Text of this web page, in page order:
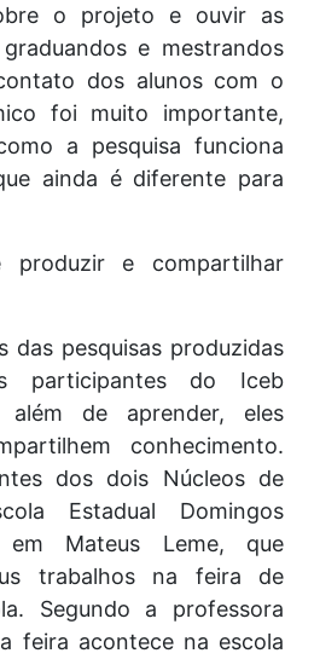
o projeto e ouvir as
e mestrandos
dos alunos com o
foi muito importante,
a pesquisa funciona
ainda é diferente para
produzir e compartilhar
das pesquisas produzidas
participantes do Iceb
de aprender, eles
conhecimento.
dos dois Núcleos de
Estadual Domingos
em Mateus Leme, que
trabalhos na feira de
Segundo a professora
feira acontece na escola